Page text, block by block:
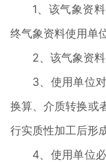
1、该气象资
终气象资料使用单
2、该气象资
3、使用单位
换算、介质转换或
行实质性加工后形
4、使用单位